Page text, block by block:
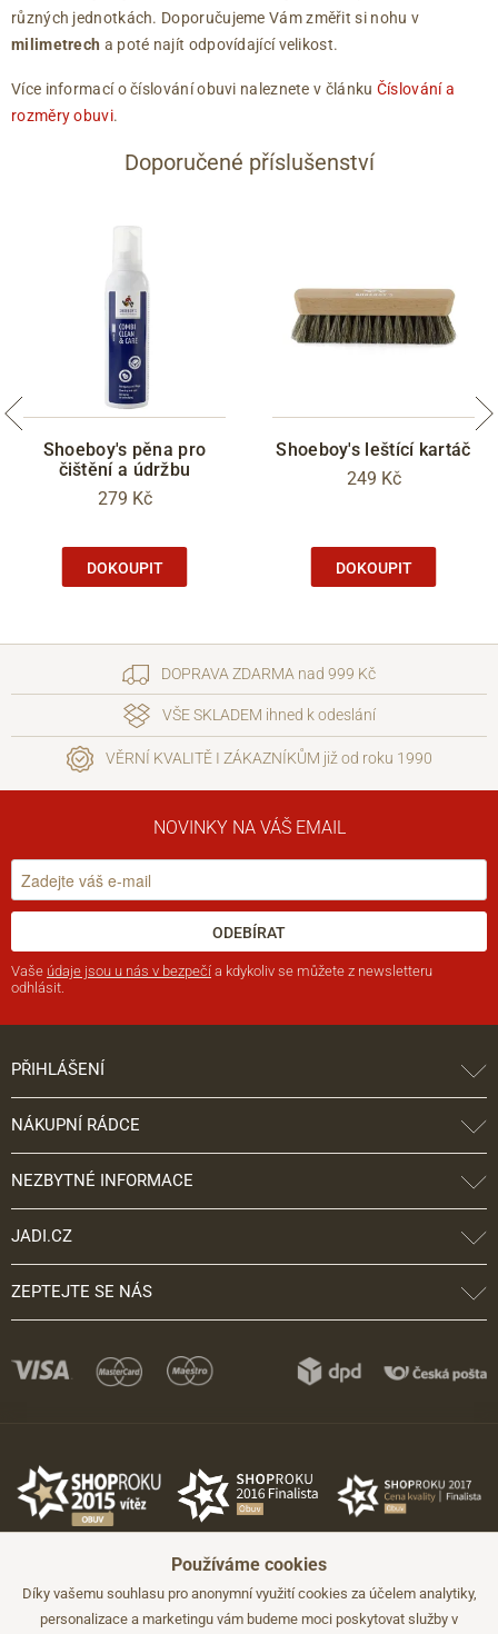
různých jednotkách. Doporučujeme Vám změřit si nohu v
milimetrech a poté najít odpovídající velikost.
Více informací o číslování obuvi naleznete v článku Číslování a
rozměry obuvi.
Doporučené příslušenství
Shoeboy's pěna pro
čištění a údržbu
279 Kč
DOKOUPIT
Shoeboy's leštící kartáč
249 Kč
DOKOUPIT
DOPRAVA ZDARMA nad 999 Kč
VŠE SKLADEM ihned k odeslání
VĚRNÍ KVALITĚ I ZÁKAZNÍKŮM již od roku 1990
NOVINKY NA VÁŠ EMAIL
ODEBÍRAT
Vaše údaje jsou u nás v bezpečí a kdykoliv se můžete z newsletteru
odhlásit.
PŘIHLÁŠENÍ
NÁKUPNÍ RÁDCE
NEZBYTNÉ INFORMACE
JADI.CZ
ZEPTEJTE SE NÁS
Používáme cookies
Díky vašemu souhlasu pro anonymní využití cookies za účelem analytiky,
personalizace a marketingu vám budeme moci poskytovat služby v